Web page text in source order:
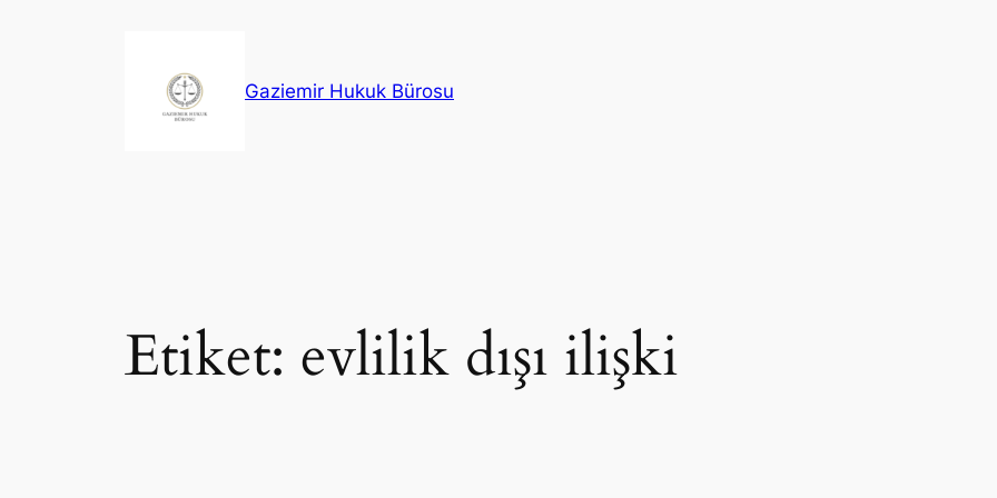
Gaziemir Hukuk Bürosu
Etiket: evlilik dışı ilişki